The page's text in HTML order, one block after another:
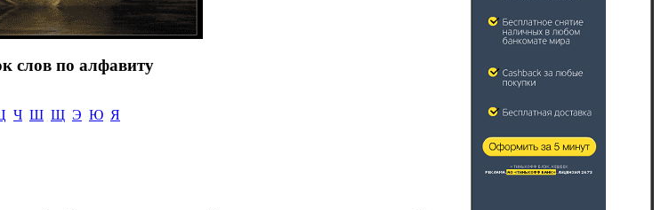
слов по алфавиту
Ч Ш Щ Э Ю Я